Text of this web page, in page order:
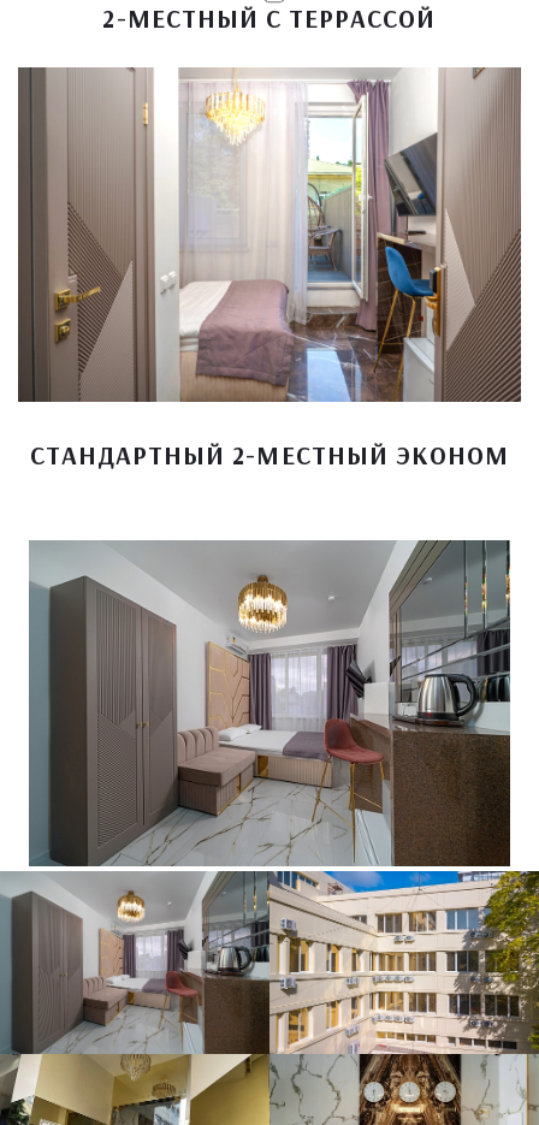
2-МЕСТНЫЙ С ТЕРРАССОЙ
СТАНДАРТНЫЙ 2-МЕСТНЫЙ ЭКОНОМ